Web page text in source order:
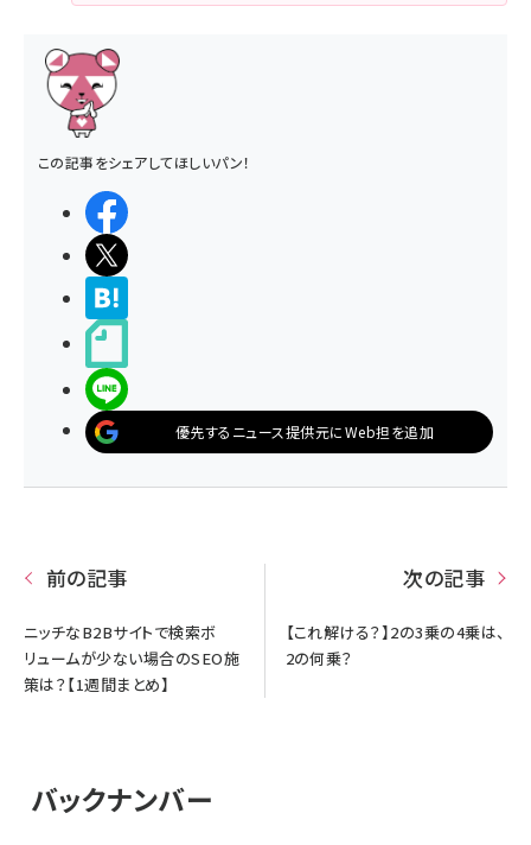
この記事をシェアしてほしいパン！
優先するニュース提供元にWeb担を追加
前の記事
ニッチなB2Bサイトで検索ボ
リュームが少ない場合のSEO施
策は？【1週間まとめ】
次の記事
【これ解ける？】2の3乗の4乗は、
2の何乗？
バックナンバー